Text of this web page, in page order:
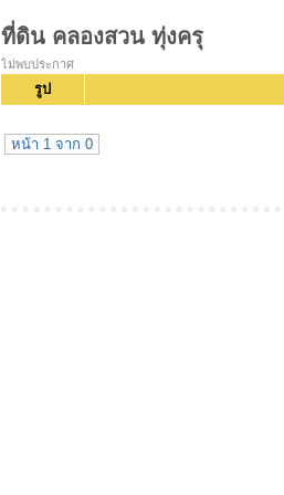
ที่ดิน คลองสวน ทุ่งครุ
ไม่พบประกาศ
รูป
หน้า 1 จาก 0